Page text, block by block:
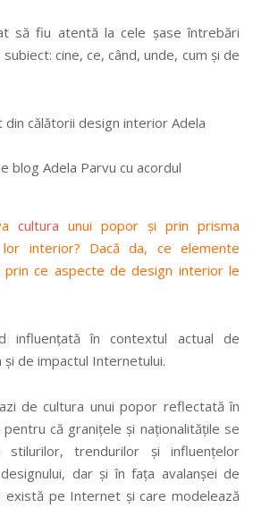
să fiu atentă la cele șase întrebări
cine, ce, când, unde, cum și de
blog Adela Parvu cu acordul
cultura unui popor și prin prisma
interior? Dacă da, ce elemente
prin ce aspecte de design interior le
influențată în contextul actual de
de impactul Internetului.
de cultura unui popor reflectată în
că granițele și naționalitățile se
trendurilor și influențelor
dar și în fața avalanșei de
există pe Internet și care modelează